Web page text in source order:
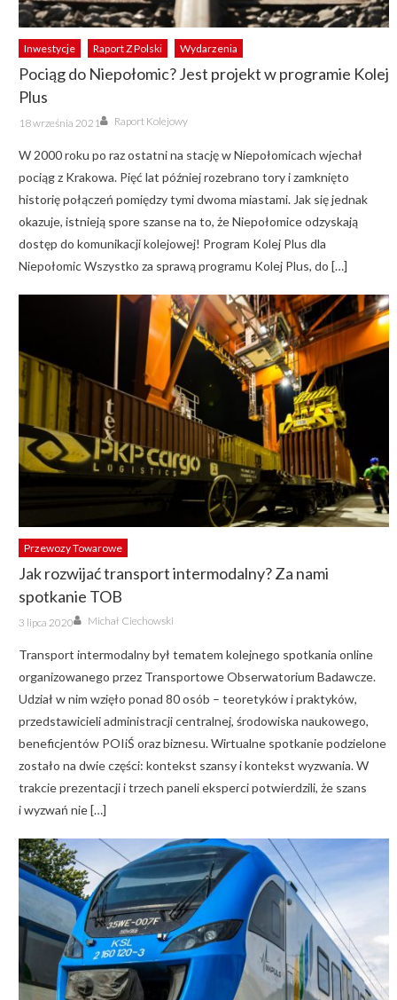
Inwestycje Raport Z Polski Wydarzenia
Pociąg do Niepołomic? Jest projekt w programie Kolej
Plus
Posted
on
18 września 2021 Author
Raport Kolejowy
W 2000 roku po raz ostatni na stację w Niepołomicach wjechał
pociąg z Krakowa. Pięć lat później rozebrano tory i zamknięto
historię połączeń pomiędzy tymi dwoma miastami. Jak się jednak
okazuje, istnieją spore szanse na to, że Niepołomice odzyskają
dostęp do komunikacji kolejowej! Program Kolej Plus dla
Niepołomic Wszystko za sprawą programu Kolej Plus, do […]
Przewozy Towarowe
Jak rozwijać transport intermodalny? Za nami
spotkanie TOB
Posted
on
3 lipca 2020 Author
Michał Ciechowski
Transport intermodalny był tematem kolejnego spotkania online
organizowanego przez Transportowe Obserwatorium Badawcze.
Udział w nim wzięło ponad 80 osób – teoretyków i praktyków,
przedstawicieli administracji centralnej, środowiska naukowego,
beneficjentów POIiŚ oraz biznesu. Wirtualne spotkanie podzielone
zostało na dwie części: kontekst szansy i kontekst wyzwania. W
trakcie prezentacji i trzech paneli eksperci potwierdzili, że szans
i wyzwań nie […]